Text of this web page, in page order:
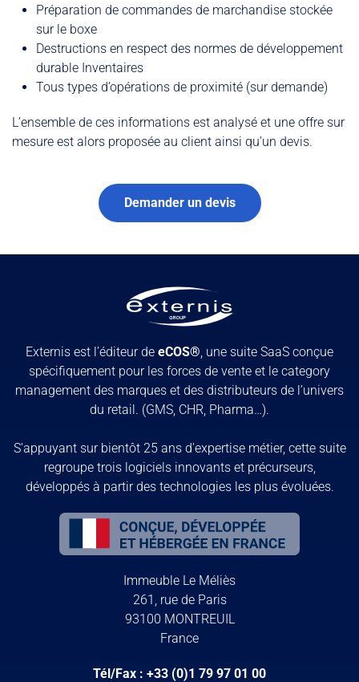
Préparation de commandes de marchandise stockée
sur le boxe
Destructions en respect des normes de développement
durable Inventaires
Tous types d’opérations de proximité (sur demande)
L’ensemble de ces informations est analysé et une offre sur
mesure est alors proposée au client ainsi qu’un devis.
Demander un devis
Externis est l’éditeur de eCOS®, une suite SaaS conçue
spécifiquement pour les forces de vente et le category
management des marques et des distributeurs de l’univers
du retail. (GMS, CHR, Pharma…).
S'appuyant sur bientôt 25 ans d'expertise métier, cette suite
regroupe trois logiciels innovants et précurseurs,
développés à partir des technologies les plus évoluées.
Immeuble Le Méliès
261, rue de Paris
93100 MONTREUIL
France
Tél/Fax : +33 (0)1 79 97 01 00